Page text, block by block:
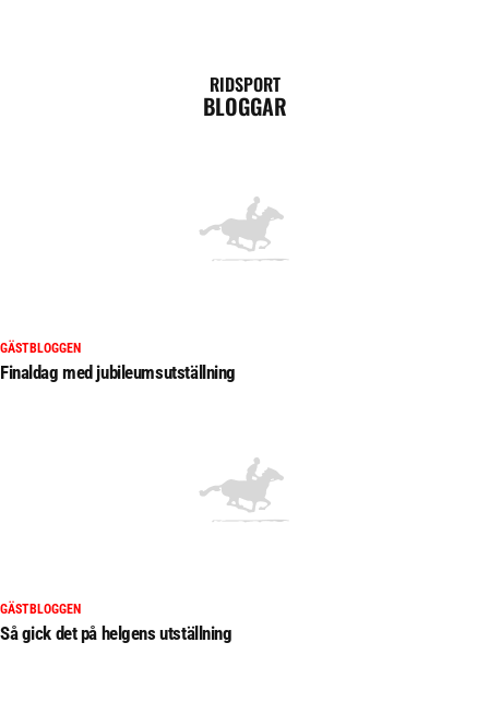
RIDSPORT
BLOGGAR
GÄSTBLOGGEN
Finaldag med jubileumsutställning
GÄSTBLOGGEN
Så gick det på helgens utställning